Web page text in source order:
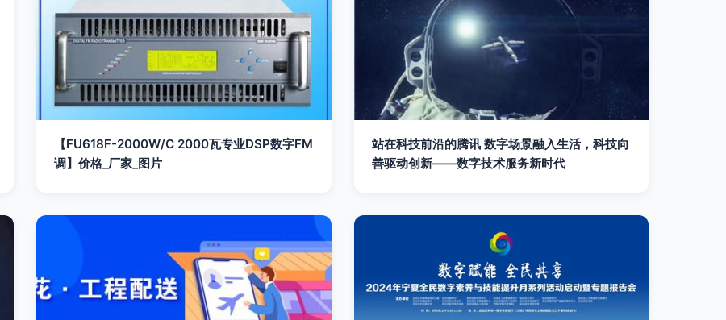
【FU618F-2000W/C 2000瓦专业DSP数字FM
调】价格_厂家_图片
站在科技前沿的腾讯 数字场景融入生活，科技向
善驱动创新——数字技术服务新时代